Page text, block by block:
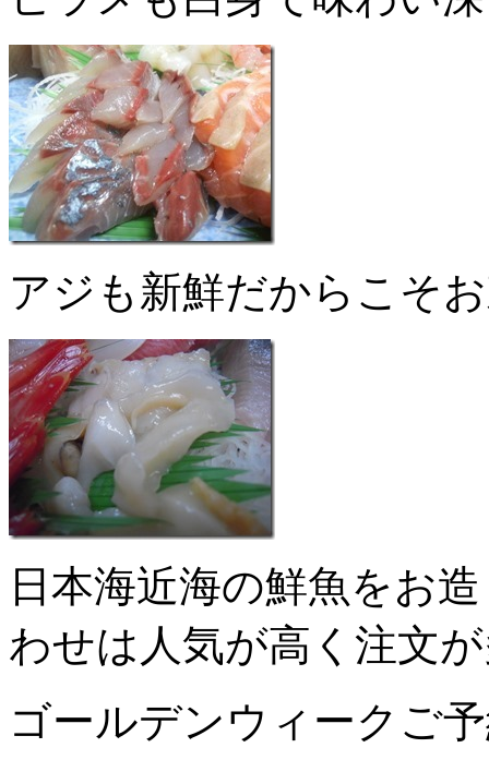
アジも新鮮だからこそ
日本海近海の鮮魚をお
わせは人気が高く注文
ゴールデンウィークご